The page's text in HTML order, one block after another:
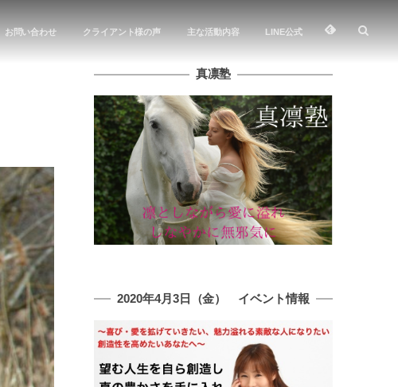
お問い合わせ クライアント様の声 主な活動内容 LINE公式
真凛塾
2020年4月3日（金） イベント情報